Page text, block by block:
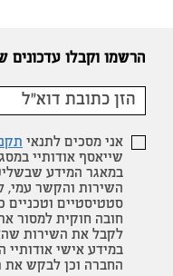
הרשמו וקבלו
אני מסכים לתנאי
שייאסף אודותיי
במאגר המידע
השירות והקשר עמי,
סטטיסטיים וטכניים
חובה חוקית למסור
לקבל את השירות
במידע אישי
החברה וכן לבקש את